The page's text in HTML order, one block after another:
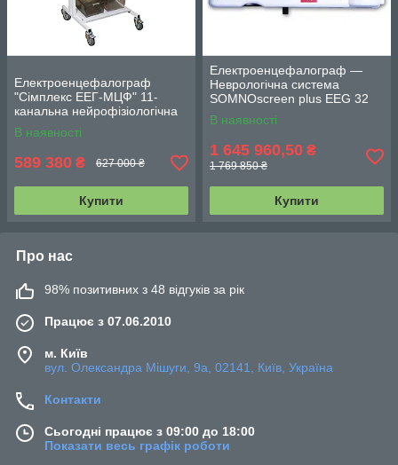
Електроенцефалограф
"Сімплекс ЕЕГ-МЦФ" 11-
канальна нейрофізіологічна
система
В наявності
589 380 ₴ 627 000 ₴
Купити
Електроенцефалограф —
Неврологічна система
SOMNOscreen plus EEG 32
Tele 1 (BT) з відеокамерою
В наявності
1 645 960,50 ₴
1 769 850 ₴
Купити
Про нас
98% позитивних з 48 відгуків за рік
Працює з 07.06.2010
м. Київ
вул. Олександра Мішуги, 9а, 02141, Київ, Україна
Контакти
Сьогодні працює з 09:00 до 18:00
Показати весь графік роботи